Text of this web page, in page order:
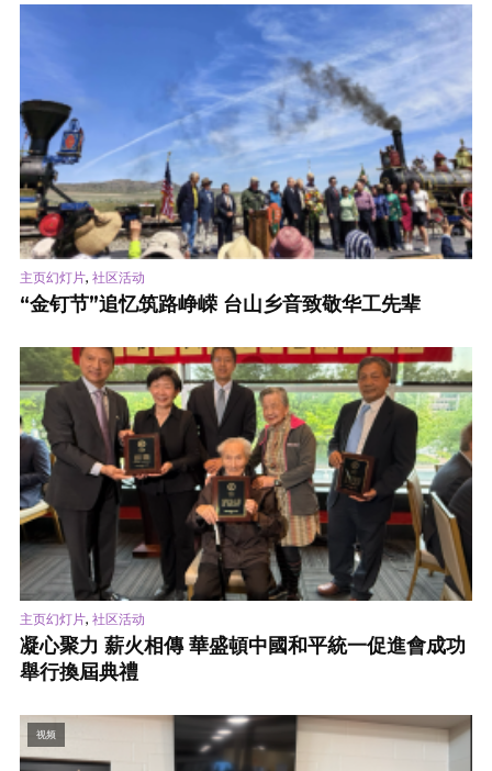
主页幻灯片, 社区活动
“金钉节”追忆筑路峥嵘 台山乡音致敬华工先辈
主页幻灯片, 社区活动
凝心聚力 薪火相傳 華盛頓中國和平統一促進會成功
舉行換屆典禮
视频